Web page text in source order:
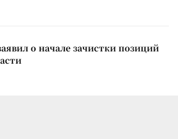
о начале зачистки позиций